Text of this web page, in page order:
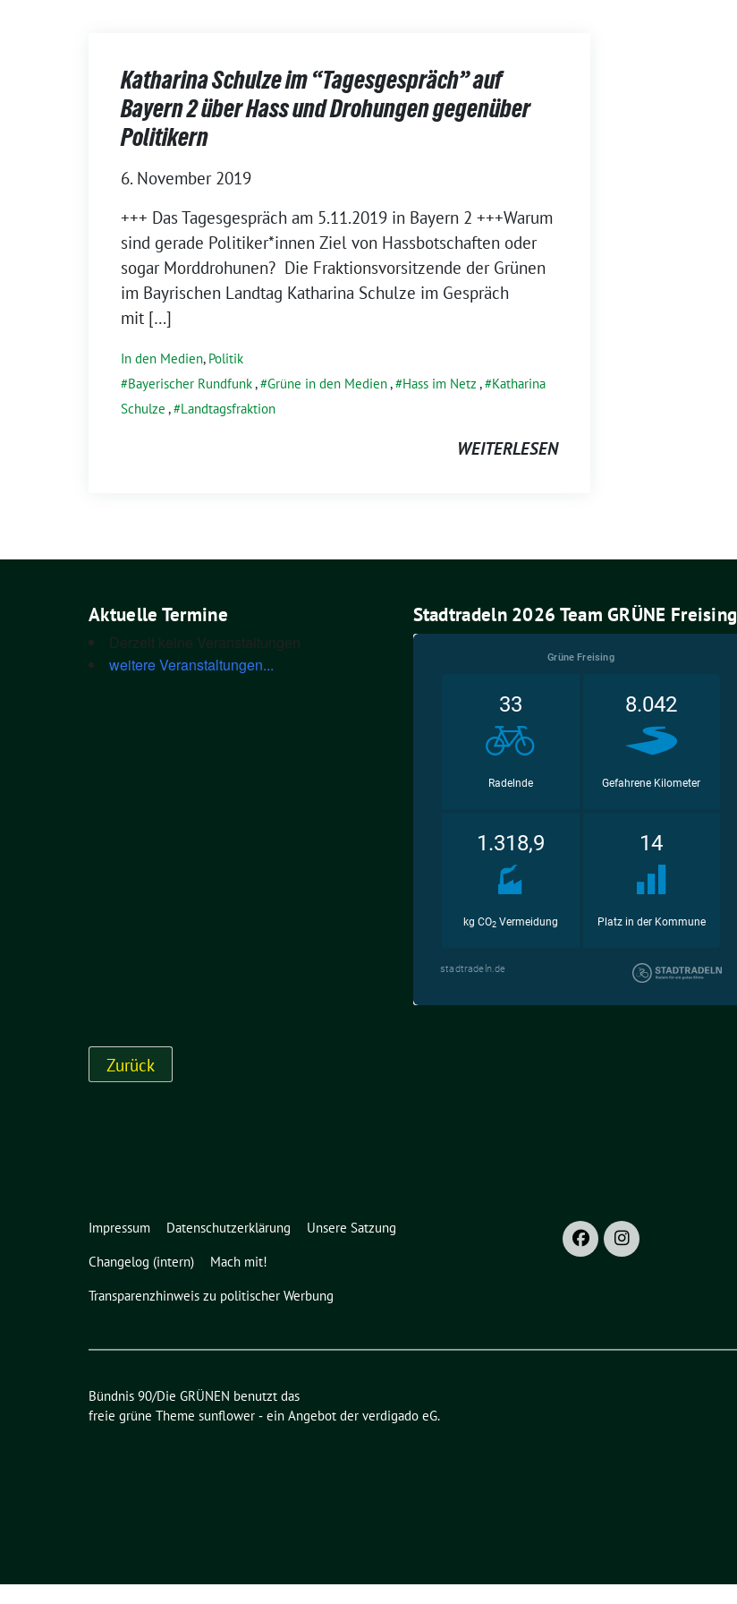
Katharina Schulze im “Tagesgespräch” auf
Bayern 2 über Hass und Drohungen gegenüber
Politikern
6. November 2019
+++ Das Tages­ge­spräch am 5.11.2019 in Bay­ern 2 +++War­um
sind gera­de Politiker*innen Ziel von Hass­bot­schaf­ten oder
sogar Mord­dro­hu­nen? Die Frak­ti­ons­vor­sit­zen­de der Grü­nen
im Bay­ri­schen Land­tag Katha­ri­na Schul­ze im Gespräch
mit […]
In den Medien, Politik
Bayerischer Rundfunk, Grüne in den Medien, Hass im Netz ,
Katharina
Schulze , Landtagsfraktion
WEITERLESEN
Aktuelle Termine
Derzeit keine Veranstaltungen
weitere Veranstaltungen...
Stadtradeln 2026 Team GRÜNE Freising
Impressum Datenschutzerklärung
Unsere Satzung
Changelog (intern)
Mach mit!
Transparenzhinweis zu politischer Werbung
Bündnis 90/Die GRÜNEN benutzt das
freie grüne Theme sunflower ‐ ein Angebot der verdigado eG.